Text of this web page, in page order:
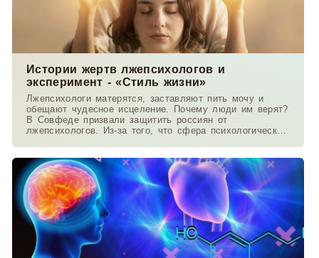
Истории жертв лжепсихологов и
эксперимент - «Стиль жизни»
Лжепсихологи матерятся, заставляют пить мочу и
обещают чудесное исцеление. Почему люди им верят?
В Совфеде призвали защитить россиян от
лжепсихологов. Из-за того, что сфера психологической